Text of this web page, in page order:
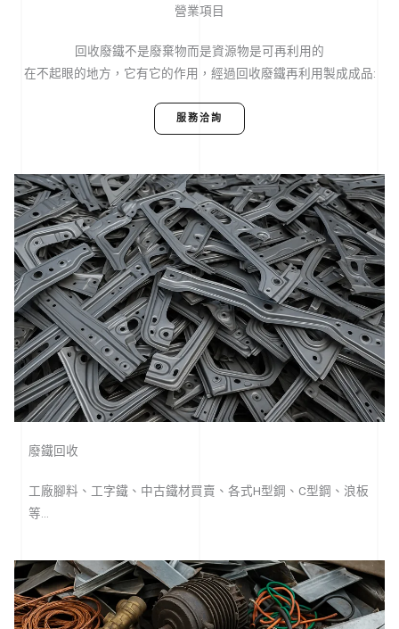
營業項目
回收廢鐵不是廢棄物而是資源物是可再利用的
在不起眼的地方，它有它的作用，經過回收廢鐵再利用製成成品:
服務洽詢
廢鐵回收
工廠腳料、工字鐵、中古鐵材買賣、各式H型鋼、C型鋼、浪板
等…